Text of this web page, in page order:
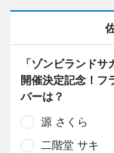
「ゾンビランド
開催決定記念！フ
バーは？
源 さくら
二階堂 サキ